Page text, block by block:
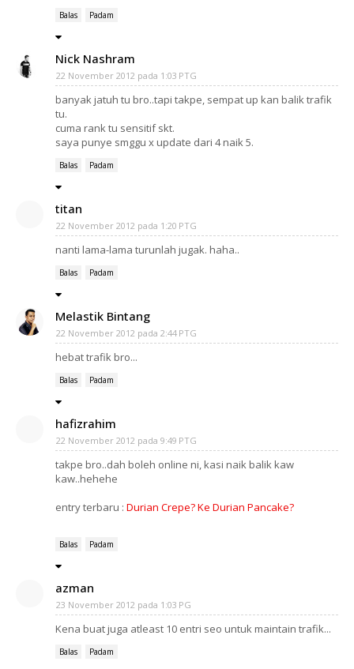
Balas Padam
Nick Nashram
22 November 2012 pada 1:03 PTG
banyak jatuh tu bro..tapi takpe, sempat up kan balik trafik
tu.
cuma rank tu sensitif skt.
saya punye smggu x update dari 4 naik 5.
Balas Padam
titan
22 November 2012 pada 1:20 PTG
nanti lama-lama turunlah jugak. haha..
Balas Padam
Melastik Bintang
22 November 2012 pada 2:44 PTG
hebat trafik bro...
Balas Padam
hafizrahim
22 November 2012 pada 9:49 PTG
takpe bro..dah boleh online ni, kasi naik balik kaw
kaw..hehehe
entry terbaru : Durian Crepe? Ke Durian Pancake?
Balas Padam
azman
23 November 2012 pada 1:03 PG
Kena buat juga atleast 10 entri seo untuk maintain trafik...
Balas Padam